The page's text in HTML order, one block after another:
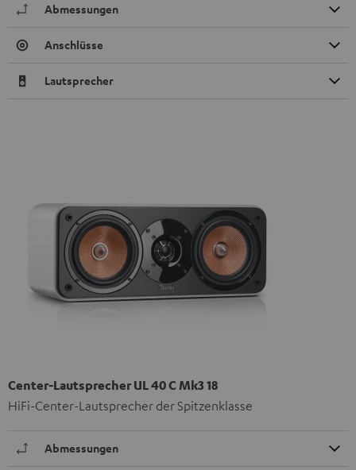
Abmessungen
Anschlüsse
Lautsprecher
Center-Lautsprecher UL 40 C Mk3 18
HiFi-Center-Lautsprecher der Spitzenklasse
Abmessungen